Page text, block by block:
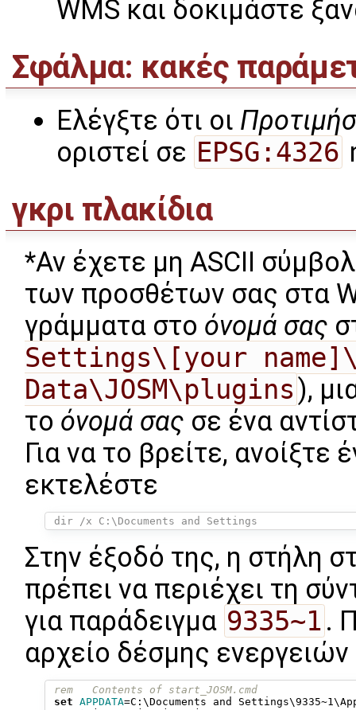
WMS και δοκιμάστε
Σφάλμα: κακές
Ελέγξτε ότι οι
οριστεί σε EPSG:4326
γκρι πλακίδια
*Αν έχετε μη ASCII
των προσθέτων σας στα
γράμματα στο όνομά σας
Settings\[your
Data\JOSM\plugins ),
το όνομά σας σε ένα
Για να το βρείτε,
εκτελέστε
dir /x C:\Documents and Settings
Στην έξοδό της, η στήλη
πρέπει να περιέχει τη
για παράδειγμα 9335~1 .
αρχείο δέσμης
rem   Contents of start_JOSM.cmd
set APPDATA=C:\Documents and